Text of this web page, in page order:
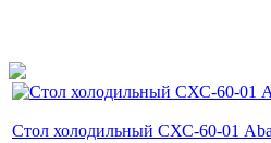
Стол холодильный СХС-60-01